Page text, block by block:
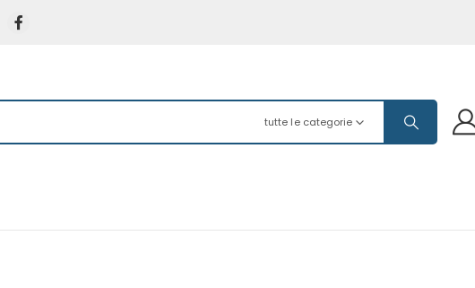
tutte le categorie